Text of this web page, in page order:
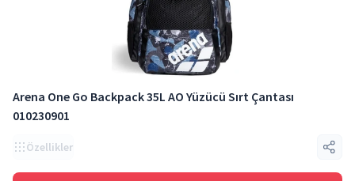
Arena One Go Backpack 35L AO Yüzücü Sırt Çantası
010230901
Özellikler